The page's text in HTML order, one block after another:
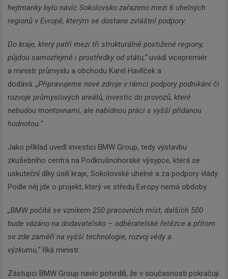
hejtmanky bylo navíc Sokolovsko zařazeno mezi 6 uhelných
regionů v Evropě, kterým se dostane zvláštní podpory.
Do kraje, který patří mezi tři strukturálně postižené regiony,
půjdou samozřejmě i prostředky od státu,“ uvádí vicepremiér
a ministr průmyslu a obchodu Karel Havlíček a
dodává: „Připravujeme nové zdroje v rámci podpory podnikání či
rozvoje průmyslových areálů, investic do provozů, které
nebudou montovnami, ale nabídnou práci s vyšší přidanou
hodnotou.“
Jako příklad uvedl investici BMW Group, tedy výstavbu
zkušebního centra na Podkrušnohorské výsypce, která se
uskuteční díky úsilí kraje, Sokolovské uhelné a za podpory vlády.
Podle něj jde o projekt, který ve středu Evropy nemá obdoby.
„BMW počítá se vznikem 250 pracovních míst, dalších 500
bude vázáno na dodavatelsko – odběratelské řetězce a přitom
se zde zaměří na vyšší technologie, rozvoj vědy a
výzkumu,“ říká ministr.
Zástupci BMW Group navíc potvrdili, že v současnosti pokračují